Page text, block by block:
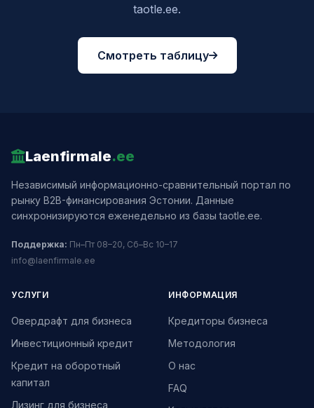
taotle.ee.
Смотреть таблицу
Laenfirmale.ee
Независимый информационно-сравнительный портал по
рынку B2B-финансирования Эстонии. Данные
синхронизируются еженедельно из базы taotle.ee.
Поддержка: Пн–Пт 08–20, Сб–Вс 10–17
info@laenfirmale.ee
УСЛУГИ
Овердрафт для бизнеса
Инвестиционный кредит
Кредит на оборотный
капитал
Лизинг для бизнеса
ИНФОРМАЦИЯ
Кредиторы бизнеса
Методология
О нас
FAQ